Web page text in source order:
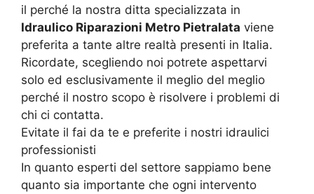
il perché la nostra ditta specializzata in
Idraulico Riparazioni Metro Pietralata viene
preferita a tante altre realtà presenti in Italia.
Ricordate, scegliendo noi potrete aspettarvi
solo ed esclusivamente il meglio del meglio
perché il nostro scopo è risolvere i problemi di
chi ci contatta.
Evitate il fai da te e preferite i nostri idraulici
professionisti
In quanto esperti del settore sappiamo bene
quanto sia importante che ogni intervento